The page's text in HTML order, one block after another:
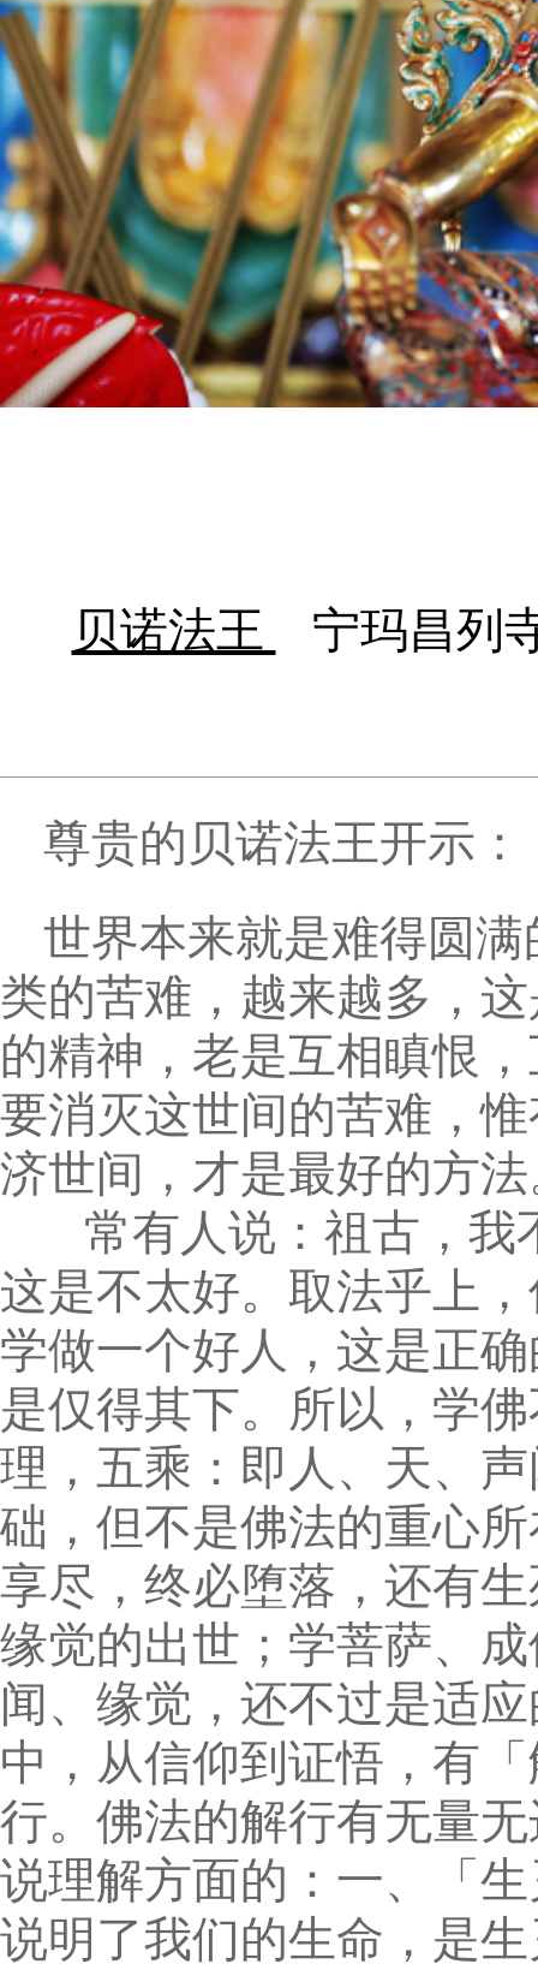
贝诺法王 宁玛昌列
尊贵的贝诺法王开示：
世界本来就是难得圆
类的苦难，越来越多，
的精神，老是互相瞋恨
要消灭这世间的苦难，
济世间，才是最好的方
常有人说：祖古，我
这是不太好。取法乎上
学做一个好人，这是正
是仅得其下。所以，学
理，五乘：即人、天、
础，但不是佛法的重心
享尽，终必堕落，还有
缘觉的出世；学菩萨、
闻、缘觉，还不过是适
中，从信仰到证悟，有
行。佛法的解行有无量
说理解方面的：一、「
说明了我们的生命，是